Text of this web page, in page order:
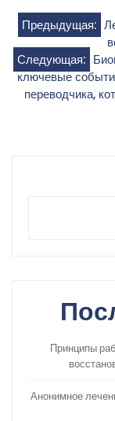
по
записям
Предыдущая:
Следующая:
ключевые
переводчика,
Принципы
Анонимное